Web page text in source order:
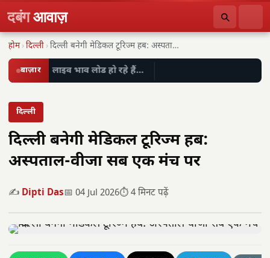
दबंगआवाज़
होम ›दिल्ली › दिल्ली बनेगी मेडिकल टूरिज्म हब: अस्पताल-वीजा सब एक…
बाज़ार लाइव भाव लोड हो रहे हैं…
दिल्ली
दिल्ली बनेगी मेडिकल टूरिज्म हब:
अस्पताल-वीजा सब एक मंच पर
✍️ Dipti Das📅 04 Jul 2026⏱️ 4 मिनट पढ़ें